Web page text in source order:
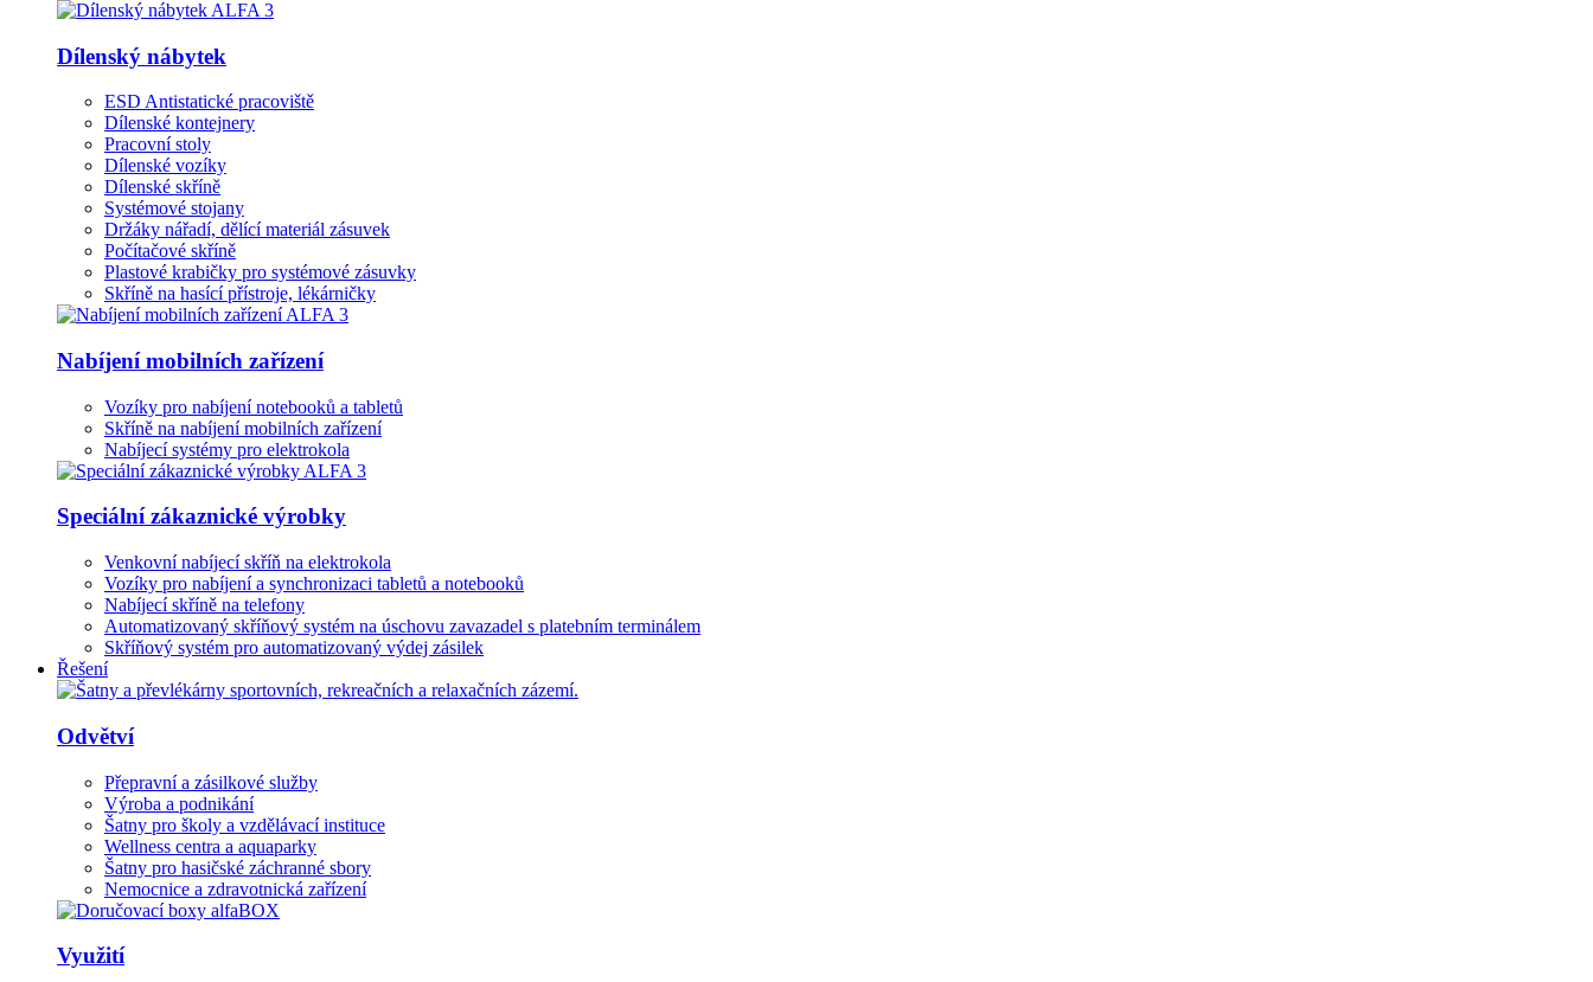
Dílenský nábytek
ESD Antistatické pracoviště
Dílenské kontejnery
Pracovní stoly
Dílenské vozíky
Dílenské skříně
Systémové stojany
Držáky nářadí, dělící materiál zásuvek
Počítačové skříně
Plastové krabičky pro systémové zásuvky
Skříně na hasící přístroje, lékárničky
Nabíjení mobilních zařízení
Vozíky pro nabíjení notebooků a tabletů
Skříně na nabíjení mobilních zařízení
Nabíjecí systémy pro elektrokola
Speciální zákaznické výrobky
Venkovní nabíjecí skříň na elektrokola
Vozíky pro nabíjení a synchronizaci tabletů a notebooků
Nabíjecí skříně na telefony
Automatizovaný skříňový systém na úschovu zavazadel s platebním terminálem
Skříňový systém pro automatizovaný výdej zásilek
Řešení
Odvětví
Přepravní a zásilkové služby
Výroba a podnikání
Šatny pro školy a vzdělávací instituce
Wellness centra a aquaparky
Šatny pro hasičské záchranné sbory
Nemocnice a zdravotnická zařízení
Využití